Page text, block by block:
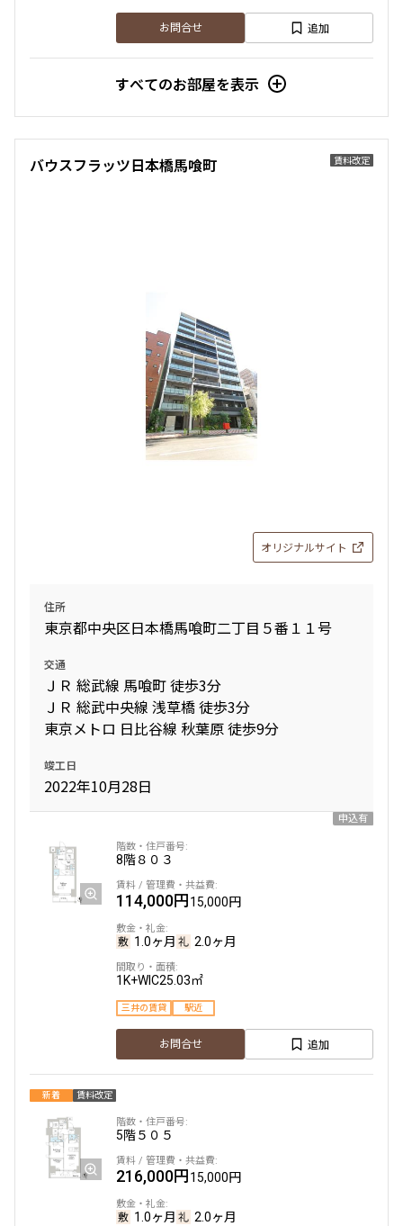
お問合せ 追加
すべてのお部屋を表示
賃料改定
バウスフラッツ日本橋馬喰町
オリジナルサイト
住所
東京都中央区日本橋馬喰町二丁目５番１１号
交通
ＪＲ 総武線 馬喰町 徒歩3分
ＪＲ 総武中央線 浅草橋 徒歩3分
東京メトロ 日比谷線 秋葉原 徒歩9分
竣工日
2022年10月28日
申込有
8階８０３
114,000円15,000円
1.0ヶ月 2.0ヶ月
1K+WIC25.03㎡
三井の賃貸 駅近
お問合せ 追加
新着 賃料改定
5階５０５
216,000円15,000円
1.0ヶ月 2.0ヶ月